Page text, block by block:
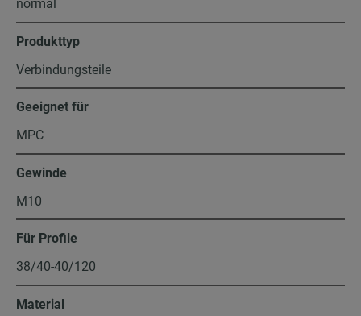
normal
Produkttyp
Verbindungsteile
Geeignet für
MPC
Gewinde
M10
Für Profile
38/40-40/120
Material